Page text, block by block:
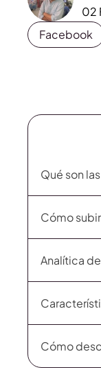
02
Facebook
Qué son
Cómo
Analítica
Cómo